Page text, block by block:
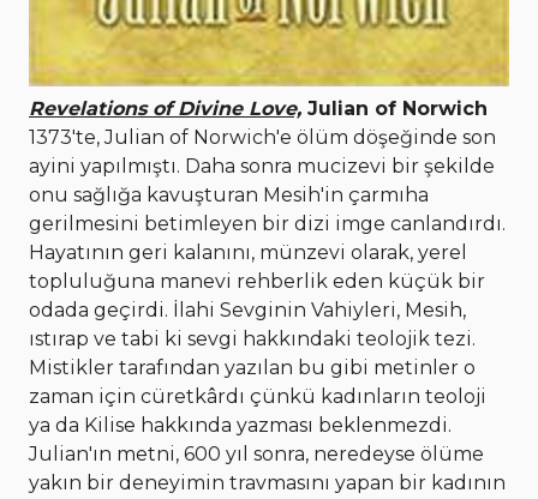
Revelations of Divine Love, Julian of Norwich
1373'te, Julian of Norwich'e ölüm döşeğinde son
ayini yapılmıştı. Daha sonra mucizevi bir şekilde
onu sağlığa kavuşturan Mesih'in çarmıha
gerilmesini betimleyen bir dizi imge canlandırdı.
Hayatının geri kalanını, münzevi olarak, yerel
topluluğuna manevi rehberlik eden küçük bir
odada geçirdi. İlahi Sevginin Vahiyleri, Mesih,
ıstırap ve tabi ki sevgi hakkındaki teolojik tezi.
Mistikler tarafından yazılan bu gibi metinler o
zaman için cüretkârdı çünkü kadınların teoloji
ya da Kilise hakkında yazması beklenmezdi.
Julian'ın metni, 600 yıl sonra, neredeyse ölüme
yakın bir deneyimin travmasını yapan bir kadının